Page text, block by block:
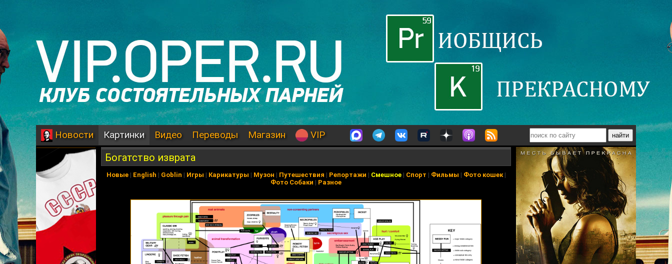
Новости Картинки Видео Переводы Магазин VIP
Богатство изврата
Новые| English | Goblin | Игры | Карикатуры | Музон | Путешествия | Репортажи | Смешное| Спорт | Фильмы | Фото кошек|
Фото Собаки | Разное